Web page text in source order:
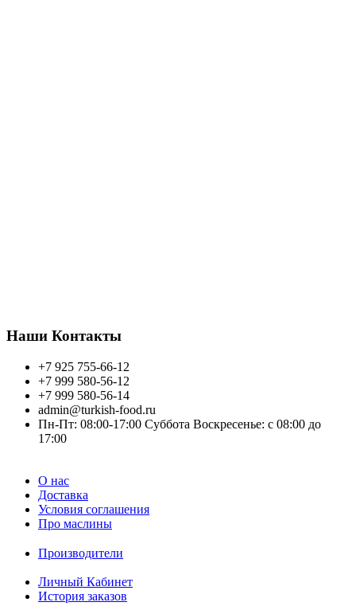
Наши Контакты
+7 925 755-66-12
+7 999 580-56-12
+7 999 580-56-14
admin@turkish-food.ru
Пн-Пт: 08:00-17:00 Суббота Воскресенье: с 08:00 до
17:00
О нас
Доставка
Условия соглашения
Про маслины
Производители
Личный Кабинет
История заказов